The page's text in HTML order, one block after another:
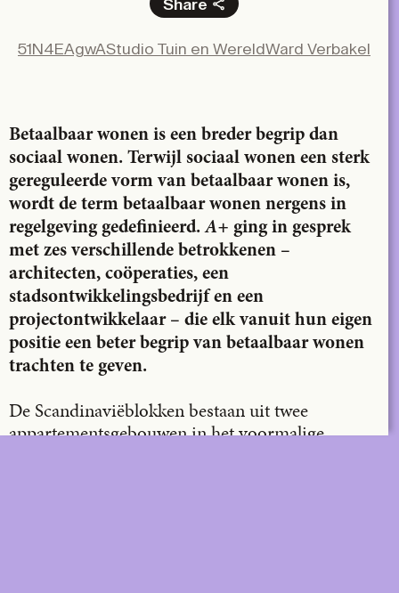
Share
X
51N4EAgwAStudio Tuin en WereldWard Verbakel
Betaalbaar wonen is een breder begrip dan
sociaal wonen. Terwijl sociaal wonen een sterk
gereguleerde vorm van betaalbaar wonen is,
wordt de term betaalbaar wonen nergens in
regelgeving gedefinieerd.A+ ging in gesprek
met zes verschillende betrokkenen –
architecten, coöperaties, een
stadsontwikkelingsbedrijf en een
projectontwikkelaar – die elk vanuit hun eigen
positie een beter begrip van betaalbaar wonen
trachten te geven.
De Scandinaviëblokken bestaan uit twee
appartementsgebouwen in het voormalige